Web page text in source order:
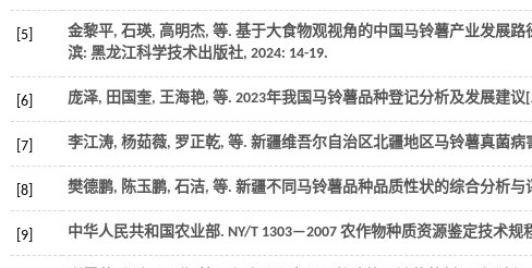
[5] 金黎平, 石瑛, 高明杰, 等. 基于大食物观视角的中国马铃薯产业发展
滨: 黑龙江科学技术出版社, 2024: 14-19.
[6] 庞泽, 田国奎, 王海艳, 等. 2023年我国马铃薯品种登记分析及发展建议
[7] 李江涛, 杨茹薇, 罗正乾, 等. 新疆维吾尔自治区北疆地区马铃薯真菌病
[8] 樊德鹏, 陈玉鹏, 石洁, 等. 新疆不同马铃薯品种品质性状的综合分析与
[9] 中华人民共和国农业部. NY/T 1303—2007 农作物种质资源鉴定技术规